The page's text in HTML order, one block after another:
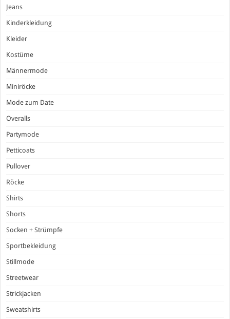
Jeans
Kinderkleidung
Kleider
Kostüme
Männermode
Miniröcke
Mode zum Date
Overalls
Partymode
Petticoats
Pullover
Röcke
Shirts
Shorts
Socken + Strümpfe
Sportbekleidung
Stillmode
Streetwear
Strickjacken
Sweatshirts